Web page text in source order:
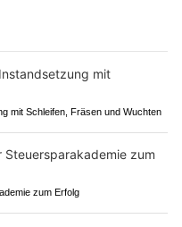
mit Schleifen, Fräsen und Wuchten
zum Erfolg